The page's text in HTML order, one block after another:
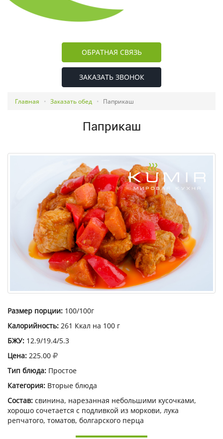
ОБРАТНАЯ СВЯЗЬ
ЗАКАЗАТЬ ЗВОНОК
Главная Заказать обед Паприкаш
Паприкаш
Размер порции: 100/100г
Калорийность: 261 Ккал на 100 г
БЖУ: 12.9/19.4/5.3
Цена: 225.00
Тип блюда: Простое
Категория: Вторые блюда
Состав: свинина, нарезанная небольшими кусочками,
хорошо сочетается с подливкой из моркови, лука
репчатого, томатов, болгарского перца